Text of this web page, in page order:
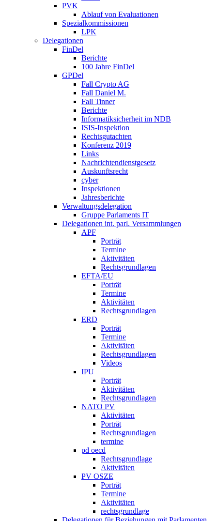
PVK
Ablauf von Evaluationen
Spezialkommissionen
LPK
Delegationen
FinDel
Berichte
100 Jahre FinDel
GPDel
Fall Crypto AG
Fall Daniel M.
Fall Tinner
Berichte
Informatiksicherheit ­im NDB
ISIS-Inspektion
Rechtsgutachten
Konferenz 2019
Links
Nachrichtendienstgesetz
Auskunftsrecht
cyber
Inspektionen
Jahresberichte
Verwaltungsdelegation
Gruppe Parlaments IT
Delegationen int. parl. Versammlungen
APF
Porträt
Termine
Aktivitäten
Rechtsgrundlagen
EFTA/EU
Porträt
Termine
Aktivitäten
Rechtsgrundlagen
ERD
Porträt
Termine
Aktivitäten
Rechtsgrundlagen
Videos
IPU
Porträt
Aktivitäten
Rechtsgrundlagen
NATO PV
Aktivitäten
Porträt
Rechtsgrundlagen
termine
pd oecd
Rechtsgrundlage
Aktivitäten
PV OSZE
Porträt
Termine
Aktivitäten
rechtsgrundlage